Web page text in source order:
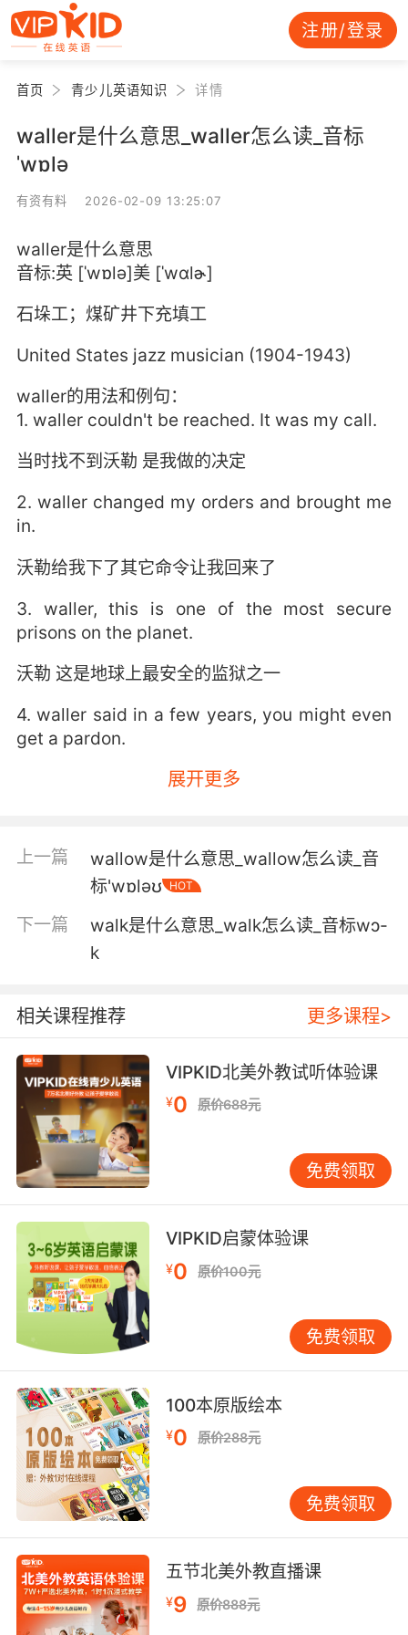
注册/登录
首页 青少儿英语知识 详情
waller是什么意思_waller怎么读_音标
ˈwɒlə
有资有料 2026-02-09 13:25:07
waller是什么意思
音标:英 [ˈwɒlə]美 [ˈwɑlɚ]
石垛工；煤矿井下充填工
United States jazz musician (1904-1943)
waller的用法和例句：
1. waller couldn't be reached. It was my call.
当时找不到沃勒 是我做的决定
2. waller changed my orders and brought me
in.
沃勒给我下了其它命令让我回来了
3. waller, this is one of the most secure
prisons on the planet.
沃勒 这是地球上最安全的监狱之一
4. waller said in a few years, you might even
get a pardon.
沃勒说几年后你可能会得到赦免
shit to hook me up with.
沃勒才是木偶大师 你根本没本事帮我
展开更多
上一篇
wallow是什么意思_wallow怎么读_音
标'wɒləʊ
HOT
下一篇
walk是什么意思_walk怎么读_音标wɔ-
k
相关课程推荐 更多课程>
VIPKID北美外教试听体验课
¥0 原价688元
免费领取
VIPKID启蒙体验课
¥0 原价100元
免费领取
100本原版绘本
¥0 原价288元
免费领取
五节北美外教直播课
¥9 原价888元